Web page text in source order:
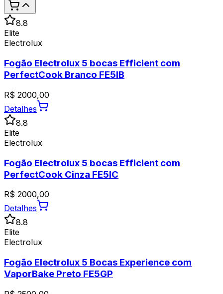
8.8
Elite
Electrolux
Fogão Electrolux 5 bocas Efficient com
PerfectCook Branco FE5IB
R$ 2000,00
Detalhes
8.8
Elite
Electrolux
Fogão Electrolux 5 bocas Efficient com
PerfectCook Cinza FE5IC
R$ 2000,00
Detalhes
8.8
Elite
Electrolux
Fogão Electrolux 5 Bocas Experience com
VaporBake Preto FE5GP